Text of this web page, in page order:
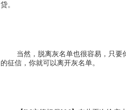
贷。
当然，脱离灰名单也很容易，只要你
的征信，你就可以离开灰名单。